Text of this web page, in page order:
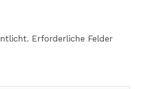
Erforderliche Felder